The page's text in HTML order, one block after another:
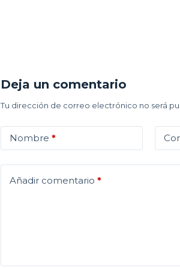
Deja un comentario
Tu dirección de correo electrónico no será
Nombre *
Añadir comentario *